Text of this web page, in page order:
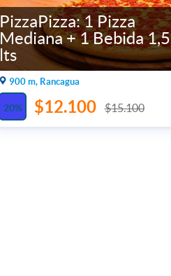
PizzaPizza: 1 Pizza
Mediana + 1 Bebida 1,5
lts
900 m, Rancagua
20% $12.100 $15.100